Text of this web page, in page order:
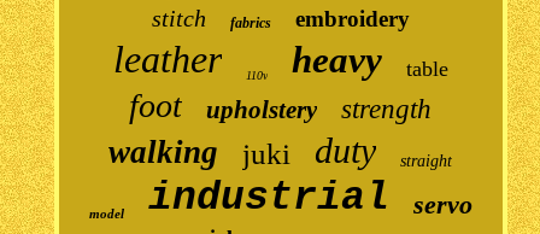
stitch fabrics embroidery
leather 110v heavy table
foot upholstery strength
walking juki duty straight
model industrial servo